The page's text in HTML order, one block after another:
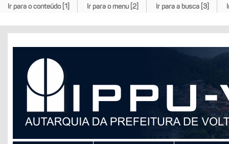
Ir para o conteúdo [1] Ir para o menu [2] Ir para a busca [3]